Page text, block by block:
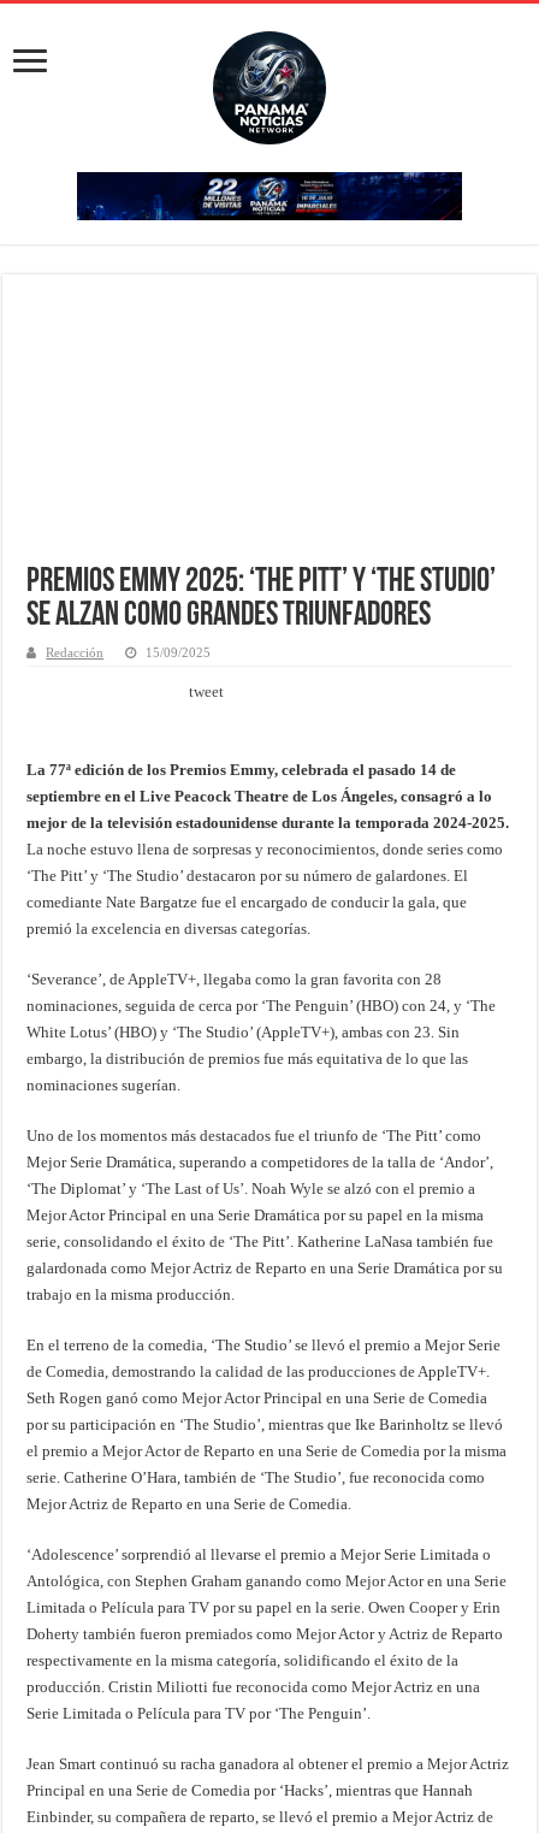
Premios Emmy 2025: ‘The Pitt’ y ‘The Studio’
se alzan como grandes triunfadores
Redacción 15/09/2025
tweet
La 77ª edición de los Premios Emmy, celebrada el pasado 14 de
septiembre en el Live Peacock Theatre de Los Ángeles, consagró a lo
mejor de la televisión estadounidense durante la temporada 2024-2025.
La noche estuvo llena de sorpresas y reconocimientos, donde series como
‘The Pitt’ y ‘The Studio’ destacaron por su número de galardones. El
comediante Nate Bargatze fue el encargado de conducir la gala, que
premió la excelencia en diversas categorías.
‘Severance’, de AppleTV+, llegaba como la gran favorita con 28
nominaciones, seguida de cerca por ‘The Penguin’ (HBO) con 24, y ‘The
White Lotus’ (HBO) y ‘The Studio’ (AppleTV+), ambas con 23. Sin
embargo, la distribución de premios fue más equitativa de lo que las
nominaciones sugerían.
Uno de los momentos más destacados fue el triunfo de ‘The Pitt’ como
Mejor Serie Dramática, superando a competidores de la talla de ‘Andor’,
‘The Diplomat’ y ‘The Last of Us’. Noah Wyle se alzó con el premio a
Mejor Actor Principal en una Serie Dramática por su papel en la misma
serie, consolidando el éxito de ‘The Pitt’. Katherine LaNasa también fue
galardonada como Mejor Actriz de Reparto en una Serie Dramática por su
trabajo en la misma producción.
En el terreno de la comedia, ‘The Studio’ se llevó el premio a Mejor Serie
de Comedia, demostrando la calidad de las producciones de AppleTV+.
Seth Rogen ganó como Mejor Actor Principal en una Serie de Comedia
por su participación en ‘The Studio’, mientras que Ike Barinholtz se llevó
el premio a Mejor Actor de Reparto en una Serie de Comedia por la misma
serie. Catherine O’Hara, también de ‘The Studio’, fue reconocida como
Mejor Actriz de Reparto en una Serie de Comedia.
‘Adolescence’ sorprendió al llevarse el premio a Mejor Serie Limitada o
Antológica, con Stephen Graham ganando como Mejor Actor en una Serie
Limitada o Película para TV por su papel en la serie. Owen Cooper y Erin
Doherty también fueron premiados como Mejor Actor y Actriz de Reparto
respectivamente en la misma categoría, solidificando el éxito de la
producción. Cristin Miliotti fue reconocida como Mejor Actriz en una
Serie Limitada o Película para TV por ‘The Penguin’.
Jean Smart continuó su racha ganadora al obtener el premio a Mejor Actriz
Principal en una Serie de Comedia por ‘Hacks’, mientras que Hannah
Einbinder, su compañera de reparto, se llevó el premio a Mejor Actriz de